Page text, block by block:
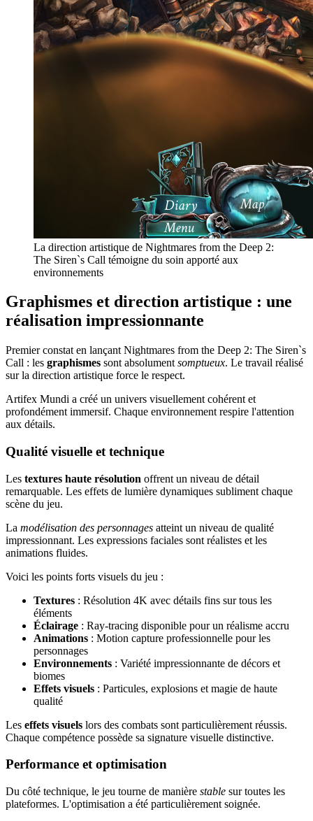
La direction artistique de Nightmares from the Deep 2:
The Siren`s Call témoigne du soin apporté aux
environnements
Graphismes et direction artistique : une
réalisation impressionnante
Premier constat en lançant Nightmares from the Deep 2: The Siren`s
Call : les graphismes sont absolument somptueux. Le travail réalisé
sur la direction artistique force le respect.
Artifex Mundi a créé un univers visuellement cohérent et
profondément immersif. Chaque environnement respire l'attention
aux détails.
Qualité visuelle et technique
Les textures haute résolution offrent un niveau de détail
remarquable. Les effets de lumière dynamiques subliment chaque
scène du jeu.
La modélisation des personnages atteint un niveau de qualité
impressionnant. Les expressions faciales sont réalistes et les
animations fluides.
Voici les points forts visuels du jeu :
Textures : Résolution 4K avec détails fins sur tous les
éléments
Éclairage : Ray-tracing disponible pour un réalisme accru
Animations : Motion capture professionnelle pour les
personnages
Environnements : Variété impressionnante de décors et
biomes
Effets visuels : Particules, explosions et magie de haute
qualité
Les effets visuels lors des combats sont particulièrement réussis.
Chaque compétence possède sa signature visuelle distinctive.
Performance et optimisation
Du côté technique, le jeu tourne de manière stable sur toutes les
plateformes. L'optimisation a été particulièrement soignée.